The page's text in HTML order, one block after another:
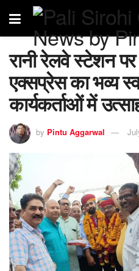
रानी रेलवे स्टेशन
एक्सप्रेस का भव्य
कार्यकर्ताओं में
by Pintu Aggarwal